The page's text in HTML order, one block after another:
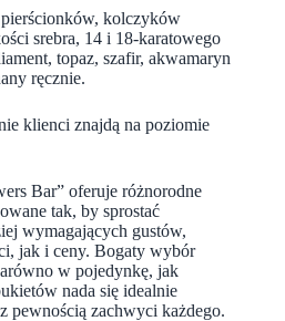
kolczyków
srebra, 14 i 18-karatowego
topaz, szafir, akwamaryn
ręcznie.
klienci znajdą na poziomie
Bar” oferuje różnorodne
tak, by sprostać
wymagających gustów,
jak i ceny. Bogaty wybór
w pojedynkę, jak
nada się idealnie
pewnością zachwyci każdego.